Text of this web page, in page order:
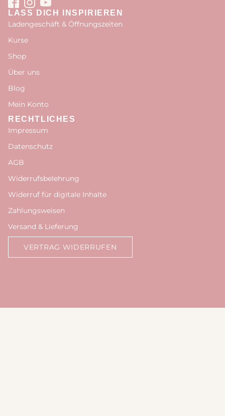
LASS DICH INSPIRIEREN
Ladengeschäft & Öffnungszeiten
Kurse
Shop
Über uns
Blog
Mein Konto
RECHTLICHES
Impressum
Datenschutz
AGB
Widerrufsbelehrung
Widerruf für digitale Inhalte
Zahlungsweisen
Versand & Lieferung
VERTRAG WIDERRUFEN